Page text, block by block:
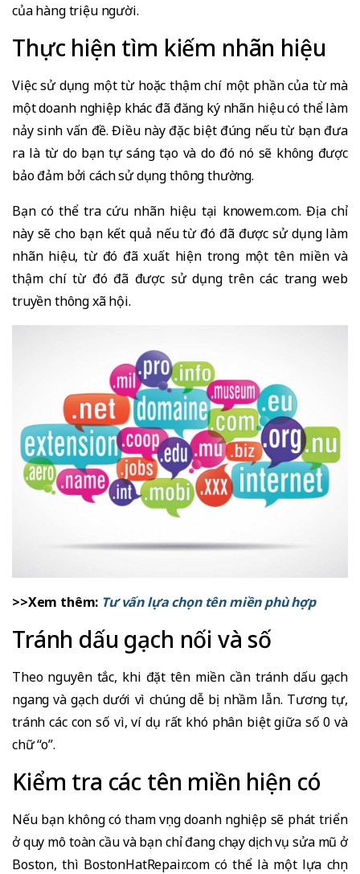
của hàng triệu người.
Thực hiện tìm kiếm nhãn hiệu
Việc sử dụng một từ hoặc thậm chí một phần của từ mà
một doanh nghiệp khác đã đăng ký nhãn hiệu có thể làm
nảy sinh vấn đề. Điều này đặc biệt đúng nếu từ bạn đưa
ra là từ do bạn tự sáng tạo và do đó nó sẽ không được
bảo đảm bởi cách sử dụng thông thường.
Bạn có thể tra cứu nhãn hiệu tại knowem.com. Địa chỉ
này sẽ cho bạn kết quả nếu từ đó đã được sử dụng làm
nhãn hiệu, từ đó đã xuất hiện trong một tên miền và
thậm chí từ đó đã được sử dụng trên các trang web
truyền thông xã hội.
>>Xem thêm: Tư vấn lựa chọn tên miền phù hợp
Tránh dấu gạch nối và số
Theo nguyên tắc, khi đặt tên miền cần tránh dấu gạch
ngang và gạch dưới vì chúng dễ bị nhầm lẫn. Tương tự,
tránh các con số vì, ví dụ rất khó phân biệt giữa số 0 và
chữ “o”.
Kiểm tra các tên miền hiện có
Nếu bạn không có tham vọng doanh nghiệp sẽ phát triển
ở quy mô toàn cầu và bạn chỉ đang chạy dịch vụ sửa mũ ở
Boston, thì BostonHatRepair.com có thể là một lựa chọn